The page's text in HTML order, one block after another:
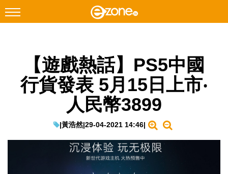
Facebook Instagram
科技焦點
教學評測
【遊戲熱話】PS5中國
行貨發表 5月15日上市‧
人民幣3899
|黃浩然|29-04-2021 14:46|